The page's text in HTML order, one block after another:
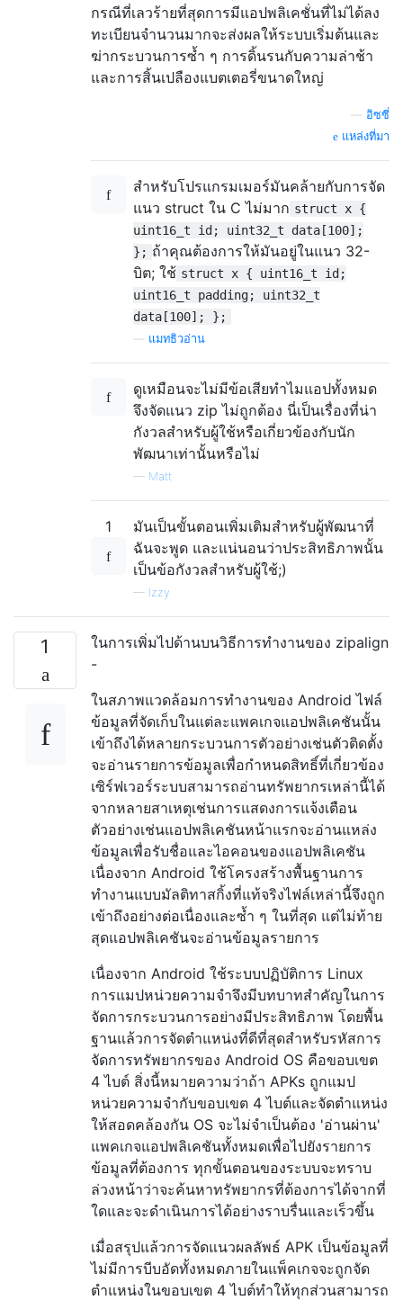
กรณีที่เลวร้ายที่สุดการมีแอปพลิเคชั่นที่ไม่ได้ลง
ทะเบียนจำนวนมากจะส่งผลให้ระบบเริ่มต้นและ
ฆ่ากระบวนการซ้ำ ๆ การดิ้นรนกับความล่าช้า
และการสิ้นเปลืองแบตเตอรี่ขนาดใหญ่
อิซซี่
แหล่งที่มา
สำหรับโปรแกรมเมอร์มันคล้ายกับการจัด
แนว struct ใน C ไม่มาก struct x {
uint16_t id; uint32_t data[100];
}; ถ้าคุณต้องการให้มันอยู่ในแนว 32-
บิต; ใช้ struct x { uint16_t id;
uint16_t padding; uint32_t
data[100]; };
แมทธิวอ่าน
ดูเหมือนจะไม่มีข้อเสียทำไมแอปทั้งหมด
จึงจัดแนว zip ไม่ถูกต้อง นี่เป็นเรื่องที่น่า
กังวลสำหรับผู้ใช้หรือเกี่ยวข้องกับนัก
พัฒนาเท่านั้นหรือไม่
— Matt
1
มันเป็นขั้นตอนเพิ่มเติมสำหรับผู้พัฒนาที่
ฉันจะพูด และแน่นอนว่าประสิทธิภาพนั้น
เป็นข้อกังวลสำหรับผู้ใช้;)
— Izzy
1
ในการเพิ่มไปด้านบนวิธีการทำงานของ zipalign
-
ในสภาพแวดล้อมการทำงานของ Android ไฟล์
ข้อมูลที่จัดเก็บในแต่ละแพคเกจแอปพลิเคชันนั้น
เข้าถึงได้หลายกระบวนการตัวอย่างเช่นตัวติดตั้ง
จะอ่านรายการข้อมูลเพื่อกำหนดสิทธิ์ที่เกี่ยวข้อง
เซิร์ฟเวอร์ระบบสามารถอ่านทรัพยากรเหล่านี้ได้
จากหลายสาเหตุเช่นการแสดงการแจ้งเตือน
ตัวอย่างเช่นแอปพลิเคชันหน้าแรกจะอ่านแหล่ง
ข้อมูลเพื่อรับชื่อและไอคอนของแอปพลิเคชัน
เนื่องจาก Android ใช้โครงสร้างพื้นฐานการ
ทำงานแบบมัลติทาสกิ้งที่แท้จริงไฟล์เหล่านี้จึงถูก
เข้าถึงอย่างต่อเนื่องและซ้ำ ๆ ในที่สุด แต่ไม่ท้าย
สุดแอปพลิเคชันจะอ่านข้อมูลรายการ
เนื่องจาก Android ใช้ระบบปฏิบัติการ Linux
การแมปหน่วยความจำจึงมีบทบาทสำคัญในการ
จัดการกระบวนการอย่างมีประสิทธิภาพ โดยพื้น
ฐานแล้วการจัดตำแหน่งที่ดีที่สุดสำหรับรหัสการ
จัดการทรัพยากรของ Android OS คือขอบเขต
4 ไบต์ สิ่งนี้หมายความว่าถ้า APKs ถูกแมป
หน่วยความจำกับขอบเขต 4 ไบต์และจัดตำแหน่ง
ให้สอดคล้องกัน OS จะไม่จำเป็นต้อง 'อ่านผ่าน'
แพคเกจแอปพลิเคชันทั้งหมดเพื่อไปยังรายการ
ข้อมูลที่ต้องการ ทุกขั้นตอนของระบบจะทราบ
ล่วงหน้าว่าจะค้นหาทรัพยากรที่ต้องการได้จากที่
ใดและจะดำเนินการได้อย่างราบรื่นและเร็วขึ้น
เมื่อสรุปแล้วการจัดแนวผลลัพธ์ APK เป็นข้อมูลที่
ไม่มีการบีบอัดทั้งหมดภายในแพ็คเกจจะถูกจัด
ตำแหน่งในขอบเขต 4 ไบต์ทำให้ทุกส่วนสามารถ